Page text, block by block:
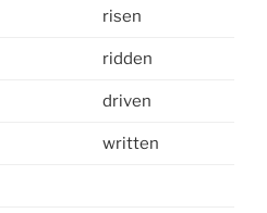
risen
ridden
driven
written